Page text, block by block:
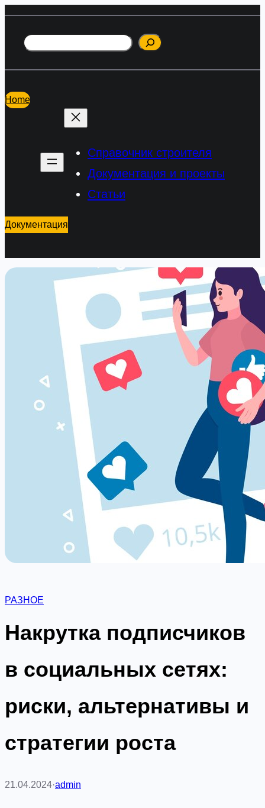
содержимому
Поиск
Home
Справочник строителя
Документация и проекты
Статьи
Документация
РАЗНОЕ
Накрутка подписчиков
в социальных сетях:
риски, альтернативы и
стратегии роста
21.04.2024·admin